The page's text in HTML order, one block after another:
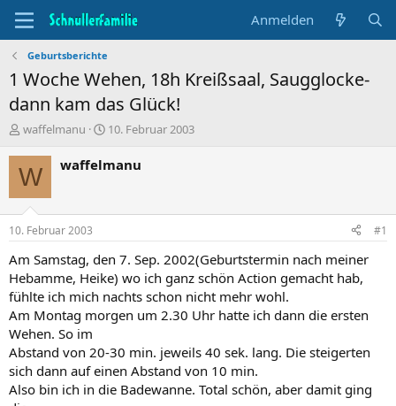
Anmelden
Geburtsberichte
1 Woche Wehen, 18h Kreißsaal, Saugglocke-
dann kam das Glück!
T
e
m
n
t
a
t
e
r
waffelmanu
B
g
a
t
m
10. Februar 2003
W waffelmanu
10. Februar 2003 #1
Am Samstag, den 7. Sep. 2002(Geburtstermin nach meiner
Hebamme, Heike) wo ich ganz schön Action gemacht hab,
fühlte ich mich nachts schon nicht mehr wohl.
Am Montag morgen um 2.30 Uhr hatte ich dann die ersten
Wehen. So im
Abstand von 20-30 min. jeweils 40 sek. lang. Die steigerten
sich dann auf einen Abstand von 10 min.
Also bin ich in die Badewanne. Total schön, aber damit ging